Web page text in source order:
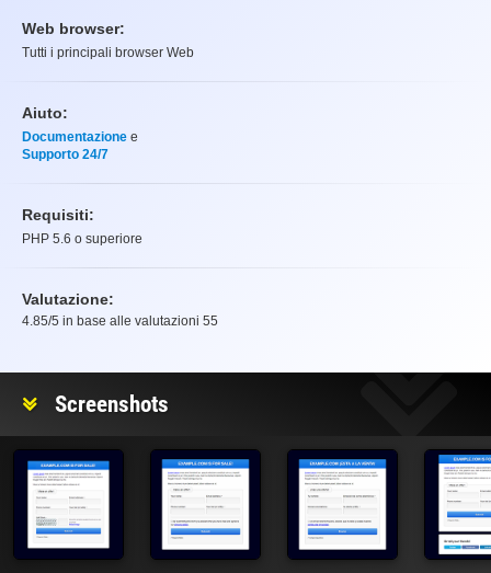
Web browser:
Tutti i principali browser Web
Aiuto:
Documentazione e
Supporto 24/7
Requisiti:
PHP 5.6 o superiore
Valutazione:
4.85/5 in base alle valutazioni 55
Screenshots